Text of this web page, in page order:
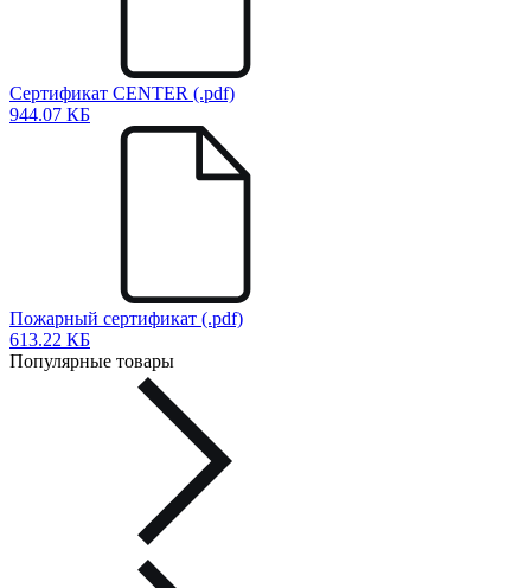
Сертификат CENTER (.pdf)
944.07 КБ
Пожарный сертификат (.pdf)
613.22 КБ
Популярные товары